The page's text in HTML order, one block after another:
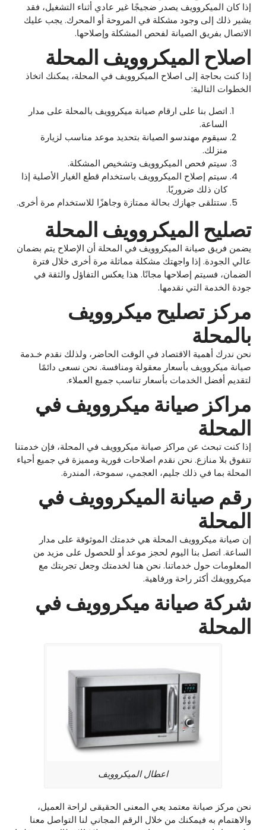
إذا كان الميكروويف يصدر ضجيجًا غير عادي أثناء التشغيل، فقد
يشير ذلك إلى وجود مشكلة في المروحة أو المحرك. يجب عليك
الاتصال بفريق الصيانة لفحص المشكلة وإصلاحها.
اصلاح الميكروويف المحلة
إذا كنت بحاجة إلى اصلاح الميكروويف في المحلة، يمكنك اتخاذ
الخطوات التالية:
اتصل بنا على ارقام صيانة ميكروويف بالمحلة على مدار
الساعة.
سيقوم مهندسو الصيانة بتحديد موعد مناسب لزيارة
منزلك.
سيتم فحص الميكروويف وتشخيص المشكلة.
سيتم إصلاح الميكروويف باستخدام قطع الغيار الأصلية إذا
كان ذلك ضروريًا.
ستتلقى جهازك بحالة ممتازة وجاهزًا للاستخدام مرة أخرى.
تصليح الميكروويف المحلة
يضمن فريق صيانة الميكروويف في المحلة أن الإصلاح يتم بضمان
عالي الجودة. إذا واجهتك مشكلة مماثلة مرة أخرى خلال فترة
الضمان، فسيتم إصلاحها مجانًا. هذا يعكس التفاؤل والثقة في
جودة الخدمة التي نقدمها.
مركز تصليح ميكروويف
بالمحلة
نحن ندرك أهمية الاقتصاد في الوقت الحاضر، ولذلك نقدم خـدمة
صيانة ميكروويف بأسعار معقولة ومنافسة. نحن نسعى دائمًا
لتقديم أفضل الخدمات بأسعار تناسب جميع العملاء.
مراكز صيانة ميكروويف في
المحلة
إذا كنت تبحث عن مراكز صيانة ميكروويف في المحلة، فإن خدمتنا
تتفوق بلا منازع. نحن نقدم اصلاحات فورية ومميزة في جميع أحياء
المحلة بما في ذلك جليم، العجمي، سموحة، المندرة.
رقم صيانة الميكروويف في
المحلة
إن صيانة ميكروويف المحلة هي خدمتك الموثوقة على مدار
الساعة. اتصل بنا اليوم لحجز موعد أو للحصول على مزيد من
المعلومات حول خدماتنا. نحن هنا لخدمتك وجعل تجربتك مع
ميكروويفك أكثر راحة ورفاهية.
شركة صيانة ميكروويف في
المحلة
اعطال الميكروويف
نحن مركز صيانة معتمد يعي المعنى الحقيقى لراحة العميل،
والاهتمام به فيمكنك من خلال الرقم المجاني لنا التواصل معنا